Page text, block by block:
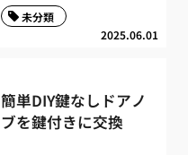
2025.06.01
未分類
簡単DIY鍵なしドアノ
ブを鍵付きに交換